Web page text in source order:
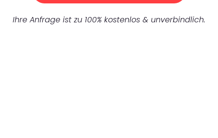
Ihre Anfrage ist zu 100% kostenlos & unverbindlich.